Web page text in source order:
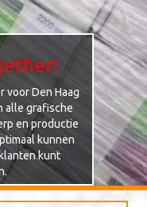
voor Den Haag
alle grafische
en productie
kunnen
kunt